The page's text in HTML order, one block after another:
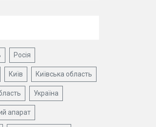
Росія
Київ Київська область
Україна
апарат